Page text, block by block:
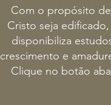
Com o propósito
Cristo seja
disponibiliza
crescimento e
Clique no botão